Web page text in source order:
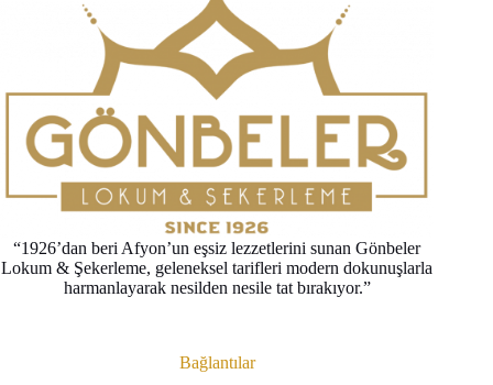
“1926’dan beri Afyon’un eşsiz lezzetlerini sunan Gönbeler
Lokum & Şekerleme, geleneksel tarifleri modern dokunuşlarla
harmanlayarak nesilden nesile tat bırakıyor.”
Bağlantılar